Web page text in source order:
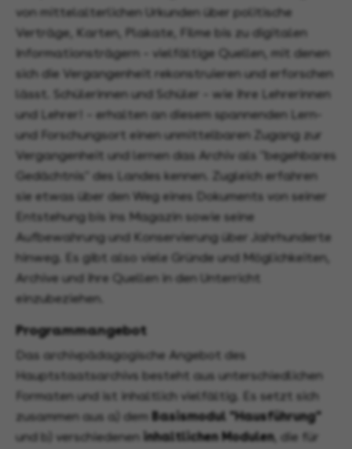
von mittelalterlichen Urkunden über politische
Verträge, Karten, Plakate, Filme bis zu digitalen
Informationsträgern – vielfältige Quellen, mit denen
sich die Vergangenheit rekonstruieren und erforschen
lässt. Schülerinnen und Schüler – wie ihre Lehrerinnen
und Lehrer! – erhalten an diesem spannenden Lern-
und Forschungsort einen unmittelbaren Zugang zur
Vergangenheit und lernen das Archiv als "begehbares
Gedächtnis" des Landes kennen. Zugleich erfahren
sie etwas über den Weg eines Dokuments von seiner
Entstehung bis ins Magazin sowie seine
Aufbewahrung und Konservierung über Jahrhunderte
hinweg. Es gibt also viele Gründe und Möglichkeiten,
Archive und ihre Quellen in den Unterricht
einzubeziehen.
Programmangebot
Das archivpädagogische Angebot des
Hauptstaatsarchivs besteht aus unterschiedlichen
Formaten und ist inhaltlich vielfältig. Es setzt sich
zusammen aus a) dem Basismodul "Hausführung"
und b) verschiedenen inhaltlichen Modulen, die für